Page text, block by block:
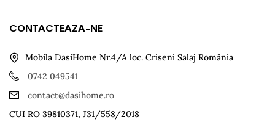
CONTACTEAZA-NE
Mobila DasiHome Nr.4/A loc. Criseni Salaj România
0742 049541
contact@dasihome.ro
CUI RO 39810371, J31/558/2018